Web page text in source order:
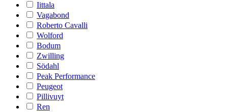
Iittala
Vagabond
Roberto Cavalli
Wolford
Bodum
Zwilling
Södahl
Peak Performance
Peugeot
Pillivuyt
Ren